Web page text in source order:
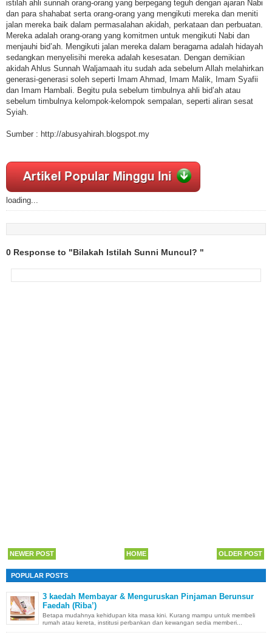
istilah ahli sunnah orang-orang yang berpegang teguh dengan ajaran Nabi
dan para shahabat serta orang-orang yang mengikuti mereka dan meniti
jalan mereka baik dalam permasalahan akidah, perkataan dan perbuatan.
Mereka adalah orang-orang yang komitmen untuk mengikuti Nabi dan
menjauhi bid’ah. Mengikuti jalan mereka dalam beragama adalah hidayah
sedangkan menyelisihi mereka adalah kesesatan. Dengan demikian
akidah Ahlus Sunnah Waljamaah itu sudah ada sebelum Allah melahirkan
generasi-generasi soleh seperti Imam Ahmad, Imam Malik, Imam Syafii
dan Imam Hambali. Begitu pula sebelum timbulnya ahli bid’ah atau
sebelum timbulnya kelompok-kelompok sempalan, seperti aliran sesat
Syiah.
Sumber : http://abusyahirah.blogspot.my
loading...
0 Response to "Bilakah Istilah Sunni Muncul? "
NEWER POST OLDER POST
HOME
POPULAR POSTS
3 kaedah Membayar & Menguruskan Pinjaman Berunsur
Faedah (Riba’)
Betapa mudahnya kehidupan kita masa kini. Kurang mampu untuk membeli
rumah atau kereta, institusi perbankan dan kewangan sedia memberi...